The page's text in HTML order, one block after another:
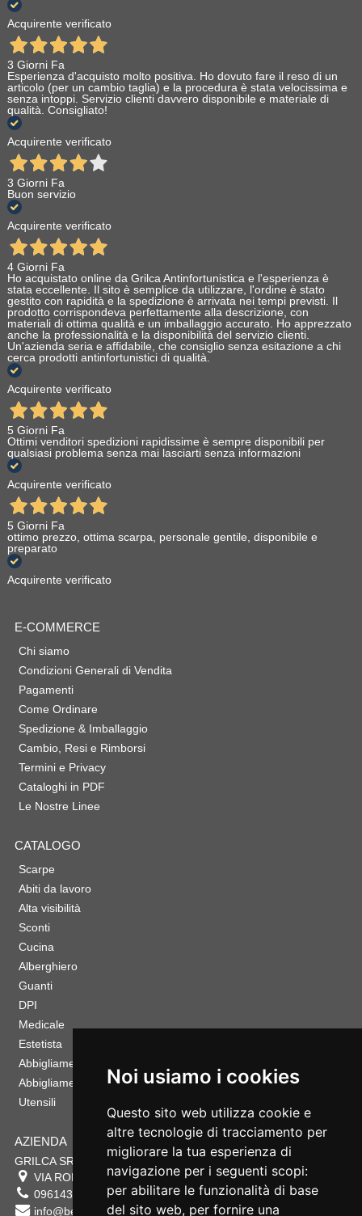
Noi usiamo i cookies
Questo sito web utilizza cookie e
altre tecnologie di tracciamento per
migliorare la tua esperienza di
navigazione per i seguenti scopi:
per abilitare le funzionalità di base
del sito web, per fornire una
Acquirente verificato
3 Giorni Fa
Esperienza d'acquisto molto positiva. Ho dovuto fare il reso di un
articolo (per un cambio taglia) e la procedura è stata velocissima e
senza intoppi. Servizio clienti davvero disponibile e materiale di
qualità. Consigliato!
Acquirente verificato
3 Giorni Fa
Buon servizio
Acquirente verificato
4 Giorni Fa
Ho acquistato online da Grilca Antinfortunistica e l'esperienza è
stata eccellente. Il sito è semplice da utilizzare, l'ordine è stato
gestito con rapidità e la spedizione è arrivata nei tempi previsti. Il
prodotto corrispondeva perfettamente alla descrizione, con
materiali di ottima qualità e un imballaggio accurato. Ho apprezzato
anche la professionalità e la disponibilità del servizio clienti.
Un'azienda seria e affidabile, che consiglio senza esitazione a chi
cerca prodotti antinfortunistici di qualità.
Acquirente verificato
5 Giorni Fa
Ottimi venditori spedizioni rapidissime è sempre disponibili per
qualsiasi problema senza mai lasciarti senza informazioni
Acquirente verificato
5 Giorni Fa
ottimo prezzo, ottima scarpa, personale gentile, disponibile e
preparato
Acquirente verificato
E-COMMERCE
Chi siamo
Condizioni Generali di Vendita
Pagamenti
Come Ordinare
Spedizione & Imballaggio
Cambio, Resi e Rimborsi
Termini e Privacy
Cataloghi in PDF
Le Nostre Linee
CATALOGO
Scarpe
Abiti da lavoro
Alta visibilità
Sconti
Cucina
Alberghiero
Guanti
DPI
Medicale
Estetista
Abbigliamento Sportivo
Abbigliamento Bambino
Utensili
AZIENDA
GRILCA SRL
VIA ROMA 180 88054 SERSALE CZ
0961432177
info@bestsafety.it